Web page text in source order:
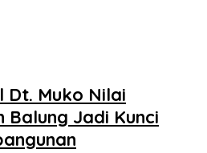
Dt. Muko Nilai
Balung Jadi Kunci